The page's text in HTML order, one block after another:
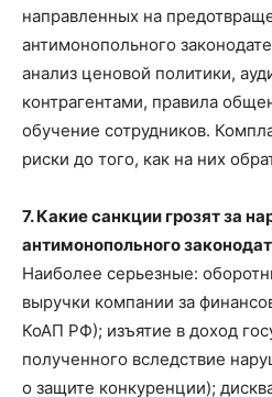
направленных на
антимонопольного
анализ ценовой политики,
контрагентами, правила
обучение сотрудников.
риски до того, как на них
7. Какие санкции грозят за
антимонопольного
Наиболее серьезные:
выручки компании за
КоАП РФ); изъятие в доход
полученного вследствие
о защите конкуренции);